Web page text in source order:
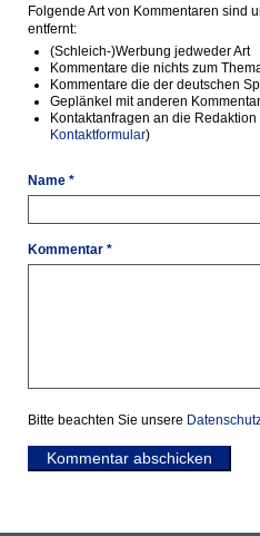
Folgende Art von Kommentaren sind
entfernt:
(Schleich-)Werbung jedweder Art
Kommentare die nichts zum
Kommentare die der deutschen
Geplänkel mit anderen
Kontaktanfragen an die
Kontaktformular)
Name *
Kommentar *
Bitte beachten Sie unsere
Kommentar abschicken